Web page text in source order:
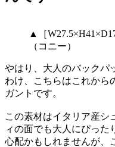
▲［
（コニー）
やはり、大人のバックパ
わけ、こちらはこれから
ガントです。
この素材はイタリア産シ
ィの面でも大人にぴった
心配かもしれませんが、